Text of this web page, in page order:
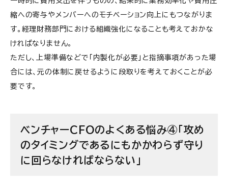
縮への寄与やメンバーへのモチベーション向上にもつながりま
す。経理財務部門における組織強化になることも考えておかな
ければなりません。
ただし、上場準備などで「内製化が必要」と指摘事項があった場
合には、元の体制に戻せるように段取りを考えておくことが必
要です。
ベンチャーCFOのよくある悩み④「攻め
のタイミングであるにもかかわらず守り
に回らなければならない」